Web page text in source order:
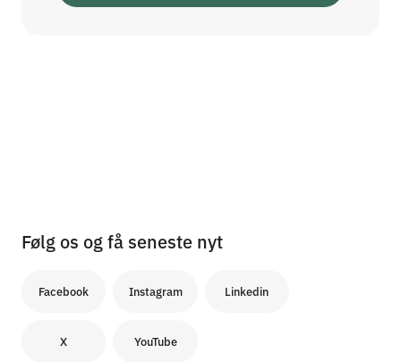
Følg os og få seneste nyt
Facebook Instagram Linkedin
X YouTube